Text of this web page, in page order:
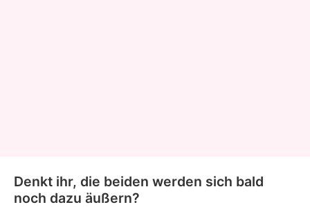
Denkt ihr, die beiden werden sich bald
noch dazu äußern?